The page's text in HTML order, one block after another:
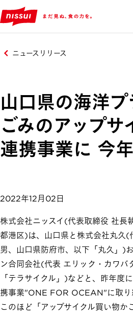
ニュースリリース
山口県の海洋プ
ごみのアップサ
連携事業に 今
2022年12月02日
株式会社ニッスイ(代表取締役 社長
都港区)は、山口県と株式会社丸久(
男、山口県防府市、以下「丸久」)
ン合同会社(代表 エリック・カワバ
「テラサイクル」)などと、昨年度
携事業"ONE FOR OCEAN"に取り
このほど「アップサイクル買い物か